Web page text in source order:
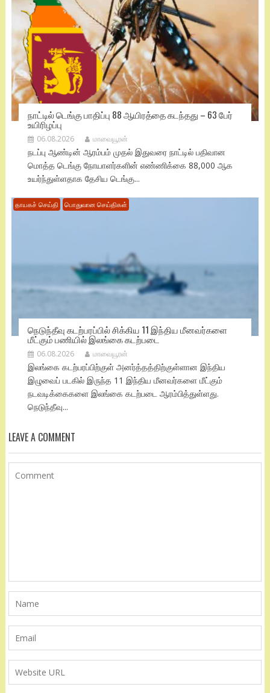
நாட்டில் டெங்கு பாதிப்பு 88 ஆயிரத்தை கடந்தது – 63 பேர்
உயிரிழப்பு
06.08.2026 மாவையூரன்
நடப்பு ஆண்டின் ஆரம்பம் முதல் இதுவரை நாட்டில் பதிவான
மொத்த டெங்கு நோயாளர்களின் எண்ணிக்கை 88,000 ஆக
உயர்ந்துள்ளதாக தேசிய டெங்கு...
தாயகச் செய்தி பொதுவான செய்திகள்
நெடுந்தீவு கடற்பரப்பில் சிக்கிய 11 இந்திய மீனவர்களை
மீட்கும் பணியில் இலங்கை கடற்படை
06.08.2026 மாவையூரன்
இலங்கை கடற்பரப்பிற்குள் அனர்த்தத்திற்குள்ளான இந்திய
இழுவைப் படகில் இருந்த 11 இந்திய மீனவர்களை மீட்கும்
நடவடிக்கைகளை இலங்கை கடற்படை ஆரம்பித்துள்ளது.
நெடுந்தீவு...
LEAVE A COMMENT